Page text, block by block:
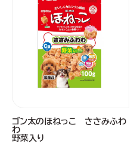
ゴン太のほねっこ ささみふわ
わ
野菜入り